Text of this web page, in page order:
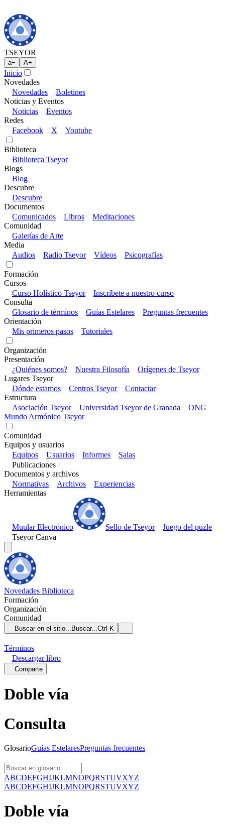
TSEYOR
a− A+
Inicio
Novedades
Novedades
Boletines
Noticias y Eventos
Noticias
Eventos
Redes
Facebook
X Youtube
Biblioteca
Biblioteca Tseyor
Blogs
Blog
Descubre
Descubre
Documentos
Comunicados
Libros
Meditaciones
Comunidad
Galerías de Arte
Media
Audios
Radio Tseyor Vídeos Psicografías
Formación
Cursos
Curso Holístico Tseyor
Inscríbete a nuestro curso
Consulta
Glosario de términos
Guías Estelares
Preguntas frecuentes
Orientación
Mis primeros pasos
Tutoriales
Organización
Presentación
¿Quiénes somos?
Nuestra Filosofía
Orígenes de Tseyor
Lugares Tseyor
Dónde estamos
Centros Tseyor
Contactar
Estructura
Asociación Tseyor
Universidad Tseyor de Granada
ONG
Mundo Armónico Tseyor
Comunidad
Equipos y usuarios
Equipos
Usuarios Informes
Salas
Publicaciones
Documentos y archivos
Normativas
Archivos
Experiencias
Herramientas
Muular Electrónico Sello de Tseyor
Juego del puzle
Tseyor Canva
Novedades Biblioteca
Formación
Organización
Comunidad
Buscar en el sitio... Buscar...Ctrl K
Términos
Descargarlibro
Comparte
Doble vía
Consulta
GlosarioGuías EstelaresPreguntas frecuentes
ABCDEFGHIJKLMNOPQRSTUVXYZ
ABCDEFGHIJKLMNOPQRSTUVXYZ
Doble vía